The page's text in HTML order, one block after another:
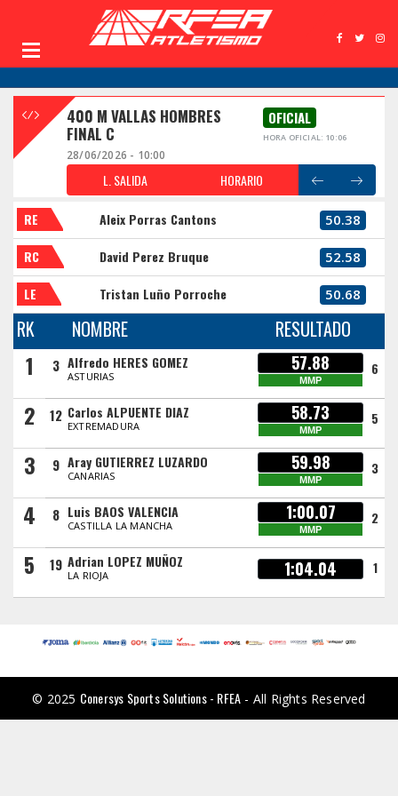
400 M VALLAS HOMBRES
FINAL C
OFICIAL
HORA OFICIAL: 10:06
28/06/2026 - 10:00
L. SALIDA HORARIO
RE Aleix Porras Cantons 50.38
RC David Perez Bruque 52.58
LE Tristan Luño Porroche 50.68
RK NOMBRE RESULTADO
1 3 Alfredo HERES GOMEZ
ASTURIAS
57.88
MMP
6
2 12 Carlos ALPUENTE DIAZ
EXTREMADURA
58.73
MMP
5
3 9 Aray GUTIERREZ LUZARDO
CANARIAS
59.98
MMP
3
4 8 Luis BAOS VALENCIA
CASTILLA LA MANCHA
1:00.07
MMP
2
5 19 Adrian LOPEZ MUÑOZ
LA RIOJA 1:04.04 1
© 2025 Conersys Sports Solutions - RFEA - All Rights Reserved